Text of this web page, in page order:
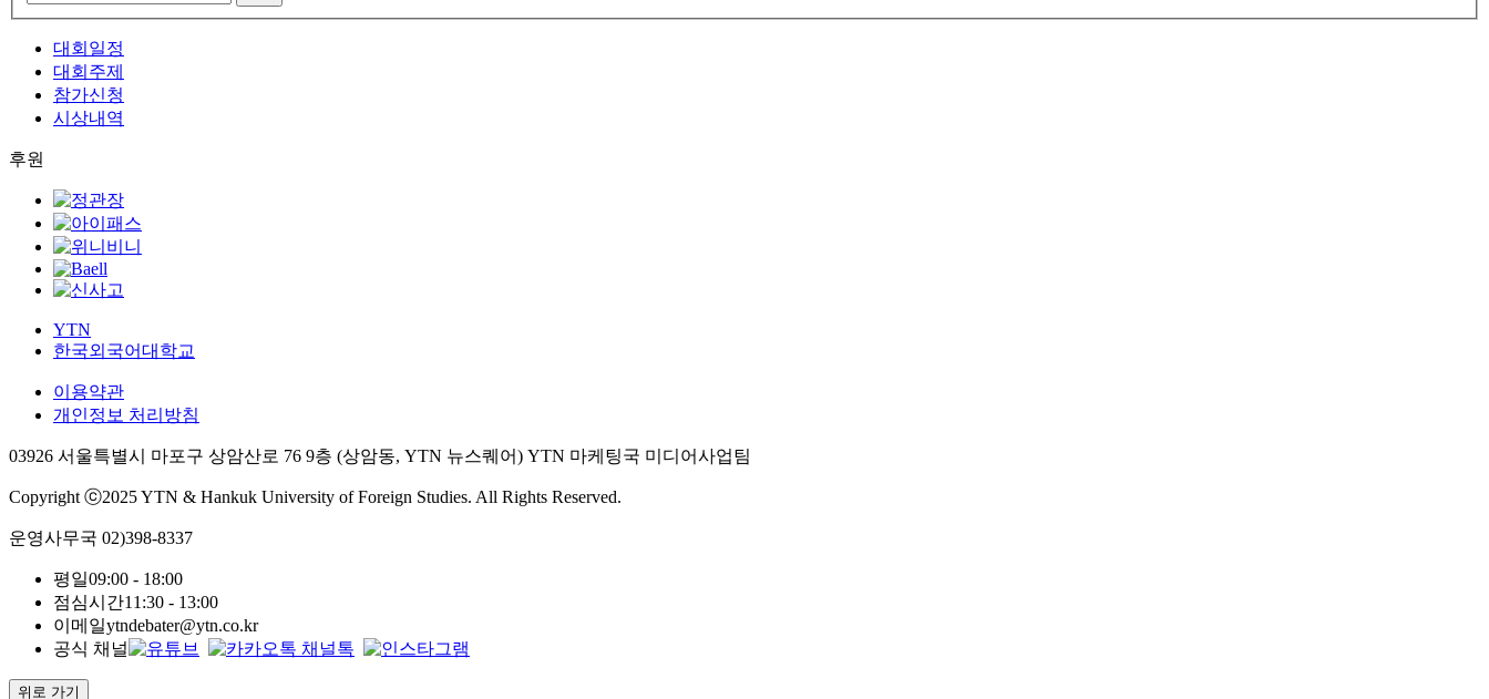
대회일정
대회주제
참가신청
시상내역
후원
YTN
한국외국어대학교
이용약관
개인정보 처리방침
03926 서울특별시 마포구 상암산로 76 9층 (상암동, YTN 뉴스퀘어) YTN 마케팅국 미디어사업팀
Copyright ⓒ2025 YTN & Hankuk University of Foreign Studies. All Rights Reserved.
운영사무국 02)398-8337
평일09:00 - 18:00
점심시간11:30 - 13:00
이메일ytndebater@ytn.co.kr
공식 채널
위로 가기